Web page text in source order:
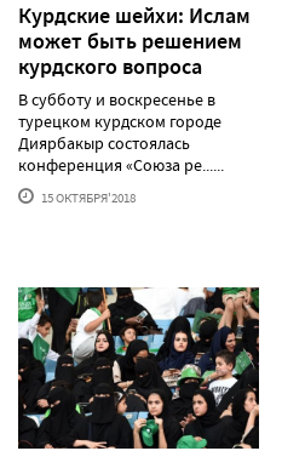
Курдские шейхи: Ислам
может быть решением
курдского вопроса
В субботу и воскресенье в
турецком курдском городе
Диярбакыр состоялась
конференция «Союза ре......
15 ОКТЯБРЯ'2018